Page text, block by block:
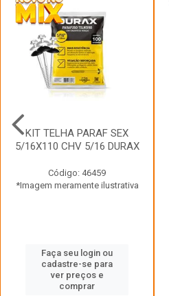
KIT TELHA PARAF SEX
5/16X110 CHV 5/16 DURAX
Código: 46459
*Imagem meramente ilustrativa
Faça seu login ou
cadastre-se para
ver preços e
comprar